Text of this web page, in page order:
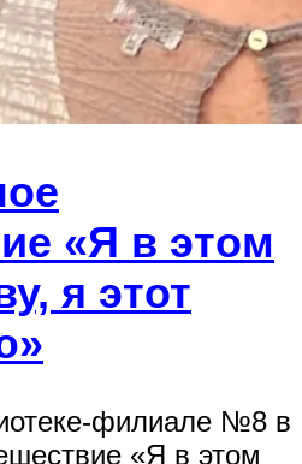
«Я в этом
я этот
филиале №8 в
«Я в этом